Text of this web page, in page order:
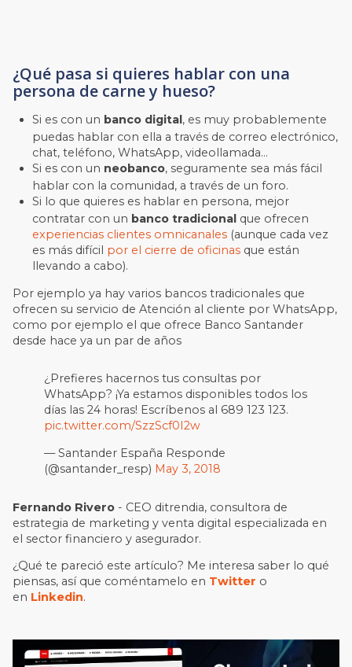
¿Qué pasa si quieres hablar con una
persona de carne y hueso?
Si es con un banco digital, es muy probablemente
puedas hablar con ella a través de correo electrónico,
chat, teléfono, WhatsApp, videollamada…
Si es con un neobanco, seguramente sea más fácil
hablar con la comunidad, a través de un foro.
Si lo que quieres es hablar en persona, mejor
contratar con un banco tradicional que ofrecen
experiencias clientes omnicanales (aunque cada vez
es más difícil por el cierre de oficinas que están
llevando a cabo).
Por ejemplo ya hay varios bancos tradicionales que
ofrecen su servicio de Atención al cliente por WhatsApp,
como por ejemplo el que ofrece Banco Santander
desde hace ya un par de años
¿Prefieres hacernos tus consultas por
WhatsApp? ¡Ya estamos disponibles todos los
días las 24 horas! Escríbenos al 689 123 123.
pic.twitter.com/SzzScf0I2w
— Santander España Responde
(@santander_resp) May 3, 2018
Fernando Rivero - CEO ditrendia, consultora de
estrategia de marketing y venta digital especializada en
el sector financiero y asegurador.
¿Qué te pareció este artículo? Me interesa saber lo qué
piensas, así que coméntamelo en Twitter o
en Linkedin.